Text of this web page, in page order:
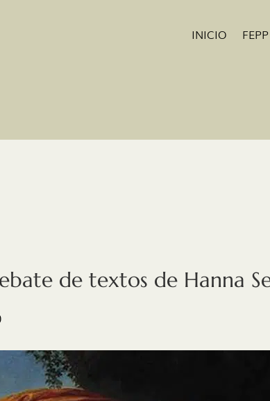
INICIO FEPP
de textos de Hanna